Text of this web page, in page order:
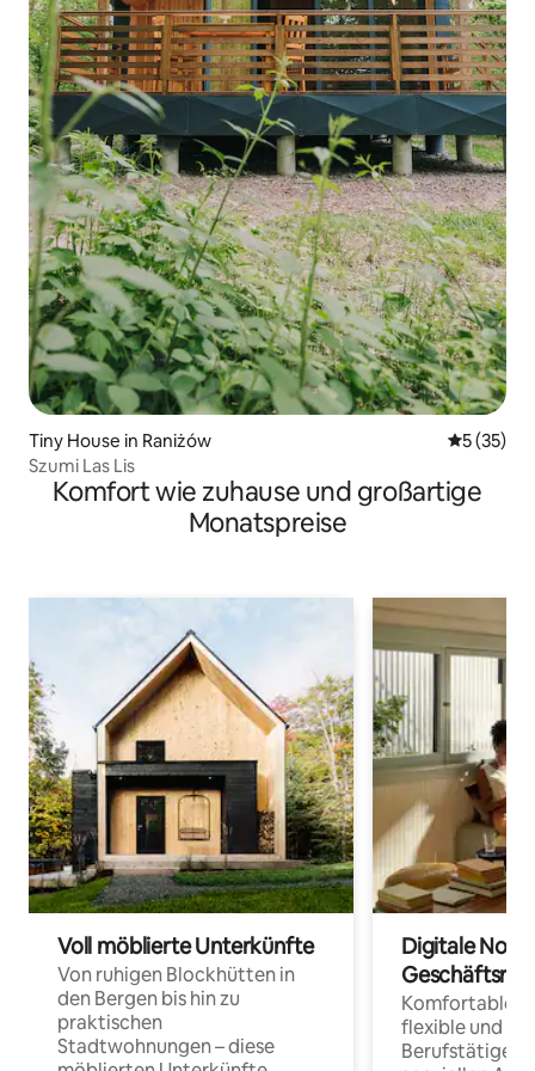
Tiny House in Raniżów
5 (35)
Szumi Las Lis
Komfort wie zuhause und großartige
Monatspreise
Voll möblierte Unterkünfte
Von ruhigen Blockhütten in
den Bergen bis hin zu
praktischen
Stadtwohnungen – diese
Digitale
Komfortable
flexible und
Berufstätige